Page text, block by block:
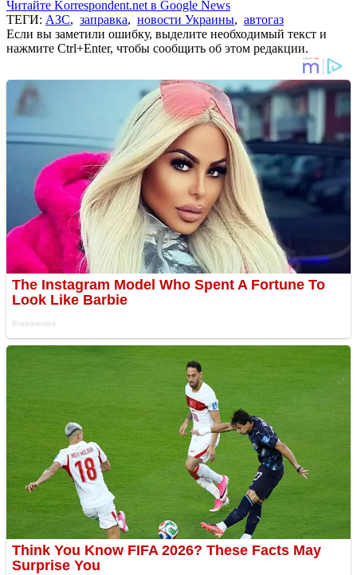
Читайте Korrespondent.net в Google News
ТЕГИ: АЗС, заправка, новости Украины, автогаз
Если вы заметили ошибку, выделите необходимый текст и
нажмите Ctrl+Enter, чтобы сообщить об этом редакции.